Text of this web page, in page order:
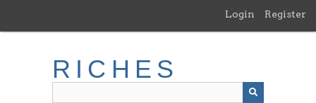
main
Login Register
RICHES